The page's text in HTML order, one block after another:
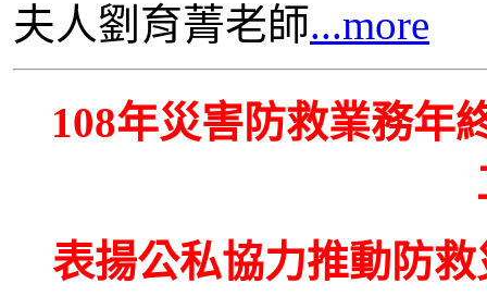
夫人劉育菁老師...more
108年災害防救業務年
表揚公私協力推動防